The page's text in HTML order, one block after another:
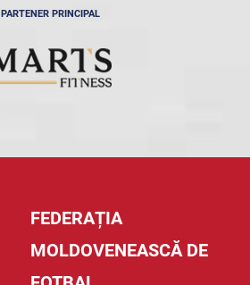
PARTENER PRINCIPAL
FEDERAȚIA
MOLDOVENEASCĂ DE